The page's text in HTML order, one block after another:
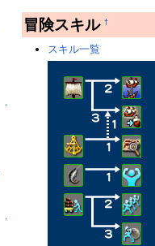
↑
↑
冒険スキル †
スキル一覧